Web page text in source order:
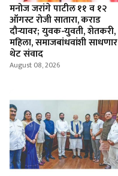
मनोज जरांगे पाटील ११ व १२
ऑगस्ट रोजी सातारा, कराड
दौऱ्यावर; युवक-युवती, शेतकरी,
महिला, समाजबांधवांशी साधणार
थेट संवाद
August 08, 2026